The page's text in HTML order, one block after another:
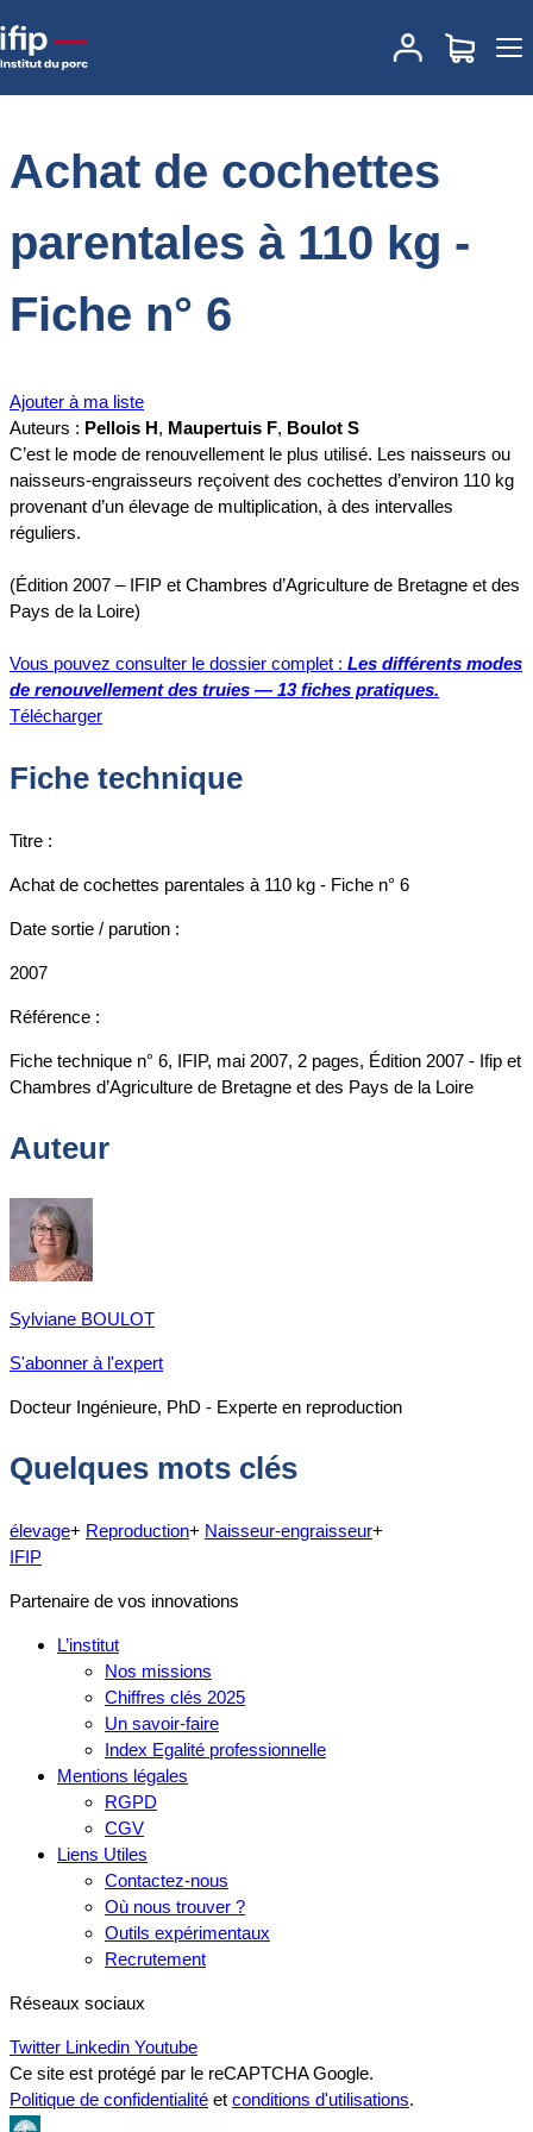
Accueil
Achat de cochettes parentales à 110 kg -
Fiche n° 6
Achat de cochettes
parentales à 110 kg -
Fiche n° 6
Ajouter à ma liste
Auteurs : Pellois H, Maupertuis F, Boulot S
C’est le mode de renouvellement le plus utilisé. Les naisseurs ou
naisseurs-engraisseurs reçoivent des cochettes d’environ 110 kg
provenant d’un élevage de multiplication, à des intervalles
réguliers.
(Édition 2007 – IFIP et Chambres d’Agriculture de Bretagne et des
Pays de la Loire)
Vous pouvez consulter le dossier complet : Les différents modes
de renouvellement des truies — 13 fiches pratiques.
Télécharger
Fiche technique
Titre :
Achat de cochettes parentales à 110 kg - Fiche n° 6
Date sortie / parution :
2007
Référence :
Fiche technique n° 6, IFIP, mai 2007, 2 pages, Édition 2007 - Ifip et
Chambres d’Agriculture de Bretagne et des Pays de la Loire
Auteur
Sylviane BOULOT
S'abonner à l'expert
Docteur Ingénieure, PhD - Experte en reproduction
Quelques mots clés
élevage+ Reproduction+ Naisseur-engraisseur+
IFIP
Partenaire de vos innovations
L’institut
Nos missions
Chiffres clés 2025
Un savoir-faire
Index Egalité professionnelle
Mentions légales
RGPD
CGV
Liens Utiles
Contactez-nous
Où nous trouver ?
Outils expérimentaux
Recrutement
Réseaux sociaux
Twitter Linkedin Youtube
Ce site est protégé par le reCAPTCHA Google.
Politique de confidentialité et conditions d'utilisations.